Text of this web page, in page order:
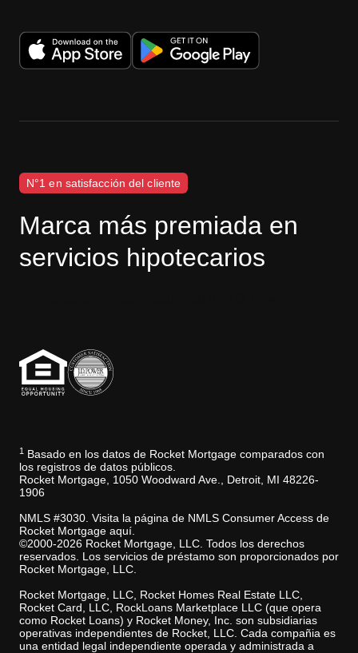
N°1 en satisfacción del cliente
Marca más premiada en
servicios hipotecarios
1
Basado en los datos de Rocket Mortgage comparados con
los registros de datos públicos.
Rocket Mortgage, 1050 Woodward Ave., Detroit, MI 48226-
1906
NMLS #3030. Visita la página de NMLS Consumer Access de
Rocket Mortgage aquí.
©2000-2026 Rocket Mortgage, LLC. Todos los derechos
reservados. Los servicios de préstamo son proporcionados por
Rocket Mortgage, LLC.
Rocket Mortgage, LLC, Rocket Homes Real Estate LLC,
Rocket Card, LLC, RockLoans Marketplace LLC (que opera
como Rocket Loans) y Rocket Money, Inc. son subsidiarias
operativas independientes de Rocket, LLC. Cada compañia es
una entidad legal independiente operada y administrada a